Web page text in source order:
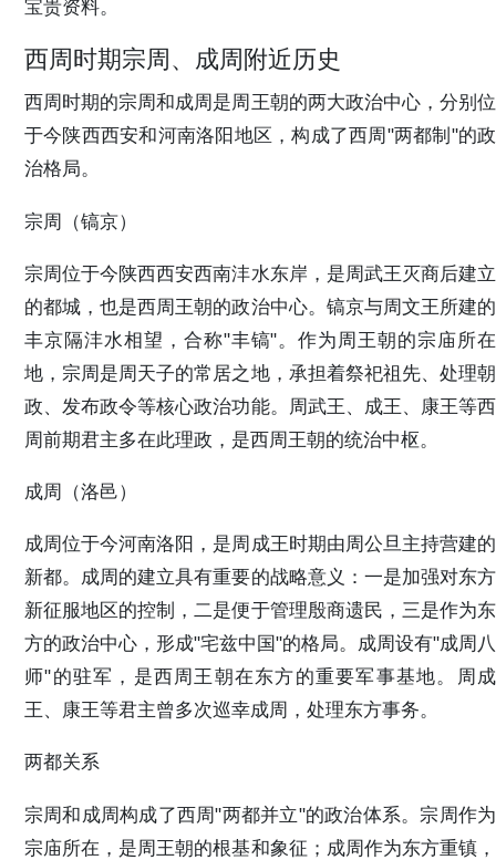
宝贵资料。
西周时期宗周、成周附近历史
西周时期的宗周和成周是周王朝的两大政治中心，分别位
于今陕西西安和河南洛阳地区，构成了西周"两都制"的政
治格局。
宗周（镐京）
宗周位于今陕西西安西南沣水东岸，是周武王灭商后建立
的都城，也是西周王朝的政治中心。镐京与周文王所建的
丰京隔沣水相望，合称"丰镐"。作为周王朝的宗庙所在
地，宗周是周天子的常居之地，承担着祭祀祖先、处理朝
政、发布政令等核心政治功能。周武王、成王、康王等西
周前期君主多在此理政，是西周王朝的统治中枢。
成周（洛邑）
成周位于今河南洛阳，是周成王时期由周公旦主持营建的
新都。成周的建立具有重要的战略意义：一是加强对东方
新征服地区的控制，二是便于管理殷商遗民，三是作为东
方的政治中心，形成"宅兹中国"的格局。成周设有"成周八
师"的驻军，是西周王朝在东方的重要军事基地。周成
王、康王等君主曾多次巡幸成周，处理东方事务。
两都关系
宗周和成周构成了西周"两都并立"的政治体系。宗周作为
宗庙所在，是周王朝的根基和象征；成周作为东方重镇，